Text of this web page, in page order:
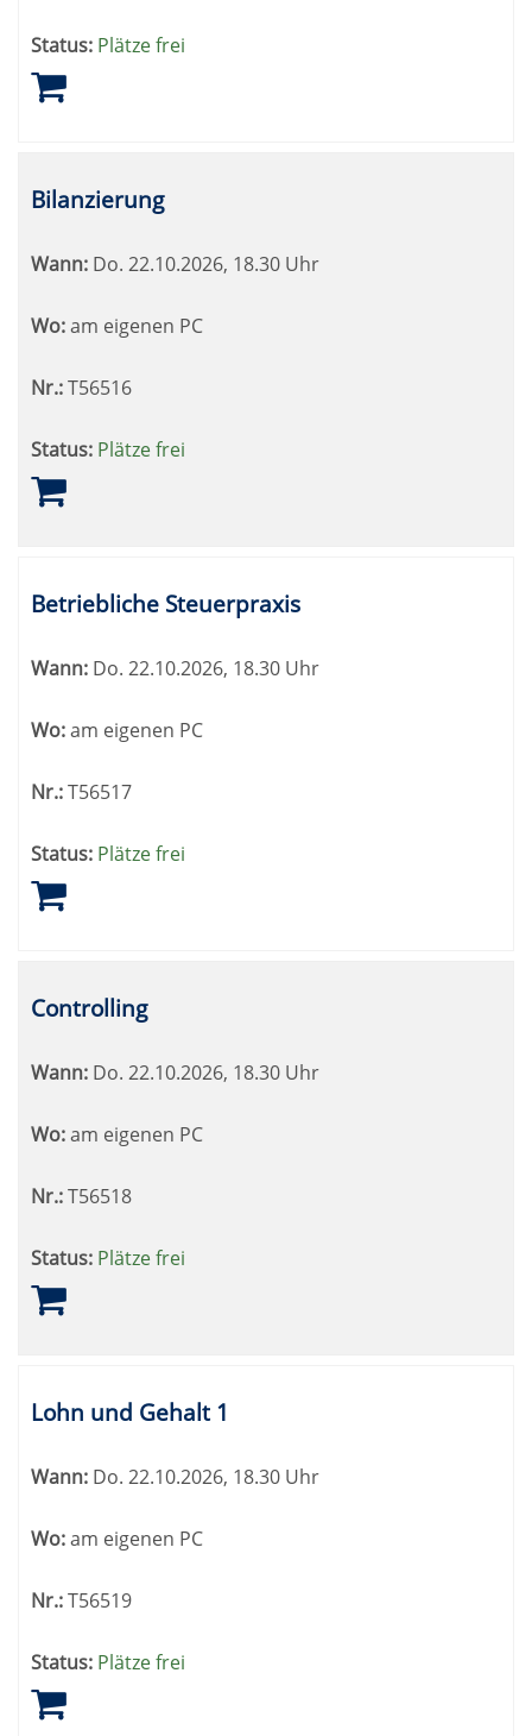
Status: Plätze frei
Bilanzierung
Wann: Do. 22.10.2026, 18.30 Uhr
Wo:am eigenen PC
Nr.:T56516
Status: Plätze frei
Betriebliche Steuerpraxis
Wann: Do. 22.10.2026, 18.30 Uhr
Wo:am eigenen PC
Nr.:T56517
Status: Plätze frei
Controlling
Wann: Do. 22.10.2026, 18.30 Uhr
Wo:am eigenen PC
Nr.:T56518
Status: Plätze frei
Lohn und Gehalt 1
Wann: Do. 22.10.2026, 18.30 Uhr
Wo:am eigenen PC
Nr.:T56519
Status: Plätze frei